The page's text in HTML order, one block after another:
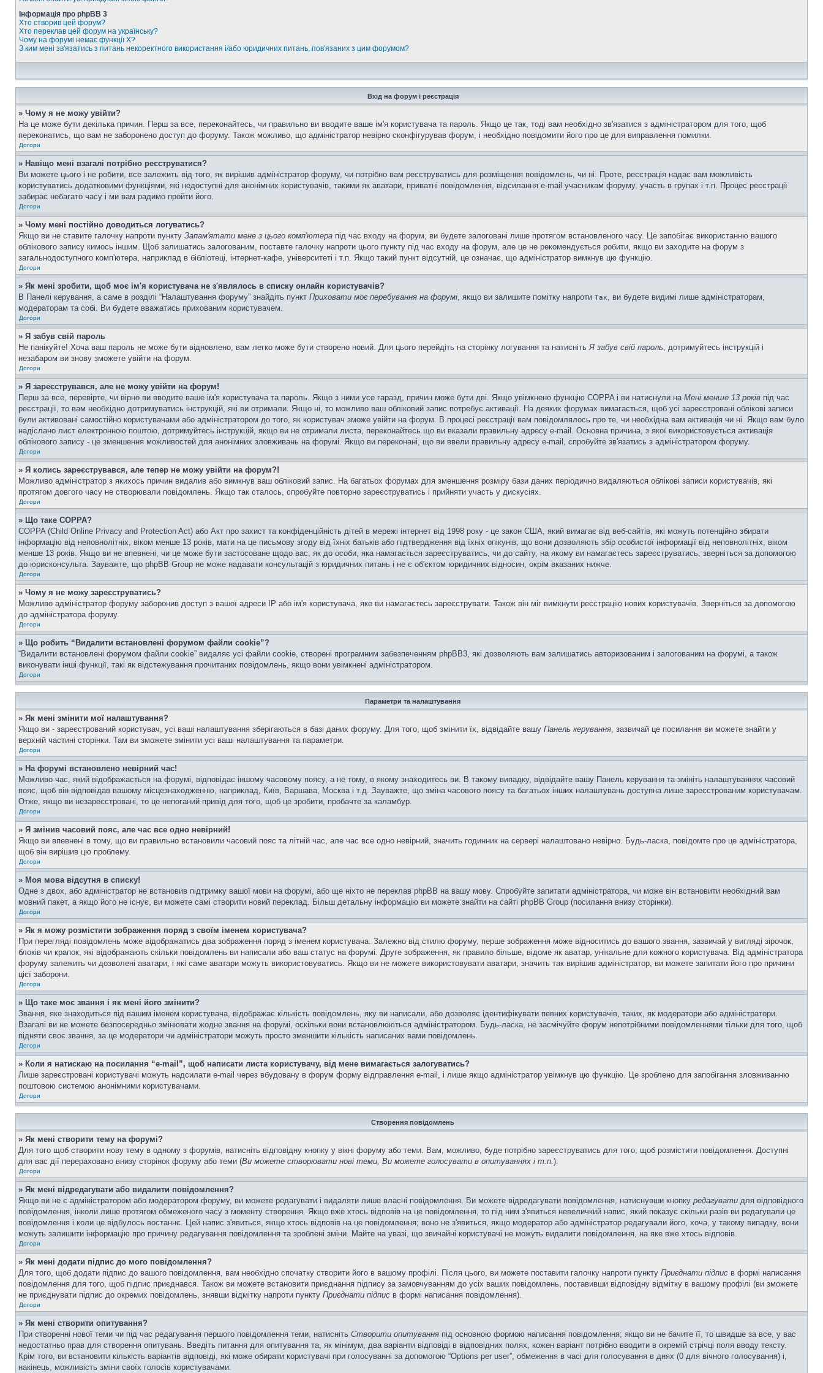
Інформація про phpBB 3
Хто створив цей форум?
Хто переклав цей форум на українську?
Чому на форумі немає функції X?
З ким мені зв'язатись з питань некоректного використання і/або юридичних питань, пов'язаних з цим форумом?
Вхід на форум і реєстрація
» Чому я не можу увійти?
На це може бути декілька причин. Перш за все, переконайтесь, чи правильно ви вводите ваше ім'я користувача та пароль. Якщо це так, тоді вам необхідно зв'язатися з адміністратором для того, щоб
переконатись, що вам не заборонено доступ до форуму. Також можливо, що адміністратор невірно сконфігурував форум, і необхідно повідомити його про це для виправлення помилки.
Догори
» Навіщо мені взагалі потрібно реєструватися?
Ви можете цього і не робити, все залежить від того, як вирішив адміністратор форуму, чи потрібно вам реєструватись для розміщення повідомлень, чи ні. Проте, реєстрація надає вам можливість
користуватись додатковими функціями, які недоступні для анонімних користувачів, такими як аватари, приватні повідомлення, відсилання e-mail учасникам форуму, участь в групах і т.п. Процес реєстрації
забирає небагато часу і ми вам радимо пройти його.
Догори
» Чому мені постійно доводиться логуватись?
Якщо ви не ставите галочку напроти пункту Запам'ятати мене з цього комп'ютера під час входу на форум, ви будете залоговані лише протягом встановленого часу. Це запобігає використанню вашого
облікового запису кимось іншим. Щоб залишатись залогованим, поставте галочку напроти цього пункту під час входу на форум, але це не рекомендується робити, якщо ви заходите на форум з
загальнодоступного комп'ютера, наприклад в бібліотеці, інтернет-кафе, університеті і т.п. Якщо такий пункт відсутній, це означає, що адміністратор вимкнув цю функцію.
Догори
» Як мені зробити, щоб моє ім'я користувача не з'являлось в списку онлайн користувачів?
В Панелі керування, а саме в розділі “Налаштування форуму” знайдіть пункт Приховати моє перебування на форумі, якщо ви залишите помітку напроти Так, ви будете видимі лише адміністраторам,
модераторам та собі. Ви будете вважатись прихованим користувачем.
Догори
» Я забув свій пароль
Не панікуйте! Хоча ваш пароль не може бути відновлено, вам легко може бути створено новий. Для цього перейдіть на сторінку логування та натиснітьЯ забув свій пароль, дотримуйтесь інструкцій і
незабаром ви знову зможете увійти на форум.
Догори
» Я зареєструвався, але не можу увійти на форум!
Перш за все, перевірте, чи вірно ви вводите ваше ім'я користувача та пароль. Якщо з ними усе гаразд, причин може бути дві. Якщо увімкнено функцію COPPA і ви натиснули на Мені менше 13 років під час
реєстрації, то вам необхідно дотримуватись інструкцій, які ви отримали. Якщо ні, то можливо ваш обліковий запис потребує активації. На деяких форумах вимагається, щоб усі зареєстровані облікові записи
були активовані самостійно користувачами або адміністратором до того, як користувач зможе увійти на форум. В процесі реєстрації вам повідомлялось про те, чи необхідна вам активація чи ні. Якщо вам було
надіслано лист електронною поштою, дотримуйтесь інструкцій, якщо ви не отримали листа, переконайтесь що ви вказали правильну адресу e-mail. Основна причина, з якої використовується активація
облікового запису - це зменшення можливостей для анонімних зловживань на форумі. Якщо ви переконані, що ви ввели правильну адресу e-mail, спробуйте зв'язатись з адміністратором форуму.
Догори
» Я колись зареєструвався, але тепер не можу увійти на форум?!
Можливо адміністратор з якихось причин видалив або вимкнув ваш обліковий запис. На багатьох форумах для зменшення розміру бази даних періодично видаляються облікові записи користувачів, які
протягом довгого часу не створювали повідомлень. Якщо так сталось, спробуйте повторно зареєструватись і прийняти участь у дискусіях.
Догори
» Що таке COPPA?
COPPA (Child Online Privacy and Protection Act) або Акт про захист та конфіденційність дітей в мережі інтернет від 1998 року - це закон США, який вимагає від веб-сайтів, які можуть потенційно збирати
інформацію від неповнолітніх, віком менше 13 років, мати на це письмову згоду від їхніх батьків або підтвердження від їхніх опікунів, що вони дозволяють збір особистої інформації від неповнолітніх, віком
менше 13 років. Якщо ви не впевнені, чи це може бути застосоване щодо вас, як до особи, яка намагається зареєструватись, чи до сайту, на якому ви намагаєтесь зареєструватись, зверніться за допомогою
до юрисконсульта. Зауважте, що phpBB Group не може надавати консультацій з юридичних питань і не є об'єктом юридичних відносин, окрім вказаних нижче.
Догори
» Чому я не можу зареєструватись?
Можливо адміністратор форуму заборонив доступ з вашої адреси IP або ім'я користувача, яке ви намагаєтесь зареєструвати. Також він міг вимкнути реєстрацію нових користувачів. Зверніться за допомогою
до адміністратора форуму.
Догори
» Що робить “Видалити встановлені форумом файли cookie”?
“Видалити встановлені форумом файли cookie” видаляє усі файли cookie, створені програмним забезпеченням phpBB3, які дозволяють вам залишатись авторизованим і залогованим на форумі, а також
виконувати інші функції, такі як відстежування прочитаних повідомлень, якщо вони увімкнені адміністратором.
Догори
Параметри та налаштування
» Як мені змінити мої налаштування?
Якщо ви - зареєстрований користувач, усі ваші налаштування зберігаються в базі даних форуму. Для того, щоб змінити їх, відвідайте вашу Панель керування, зазвичай це посилання ви можете знайти у
верхній частині сторінки. Там ви зможете змінити усі ваші налаштування та параметри.
Догори
» На форумі встановлено невірний час!
Можливо час, який відображається на форумі, відповідає іншому часовому поясу, а не тому, в якому знаходитесь ви. В такому випадку, відвідайте вашу Панель керування та змініть налаштуваннях часовий
пояс, щоб він відповідав вашому місцезнаходженню, наприклад, Київ, Варшава, Москва і т.д. Зауважте, що зміна часового поясу та багатьох інших налаштувань доступна лише зареєстрованим користувачам.
Отже, якщо ви незареєстровані, то це непоганий привід для того, щоб це зробити, пробачте за каламбур.
Догори
» Я змінив часовий пояс, але час все одно невірний!
Якщо ви впевнені в тому, що ви правильно встановили часовий пояс та літній час, але час все одно невірний, значить годинник на сервері налаштовано невірно. Будь-ласка, повідомте про це адміністратора,
щоб він вирішив цю проблему.
Догори
» Моя мова відсутня в списку!
Одне з двох, або адміністратор не встановив підтримку вашої мови на форумі, або ще ніхто не переклав phpBB на вашу мову. Спробуйте запитати адміністратора, чи може він встановити необхідний вам
мовний пакет, а якщо його не існує, ви можете самі створити новий переклад. Більш детальну інформацію ви можете знайти на сайті phpBB Group (посилання внизу сторінки).
Догори
» Як я можу розмістити зображення поряд з своїм іменем користувача?
При перегляді повідомлень може відображатись два зображення поряд з іменем користувача. Залежно від стилю форуму, перше зображення може відноситись до вашого звання, зазвичай у вигляді зірочок,
блоків чи крапок, які відображають скільки повідомлень ви написали або ваш статус на форумі. Друге зображення, як правило більше, відоме як аватар, унікальне для кожного користувача. Від адміністратора
форуму залежить чи дозволені аватари, і які саме аватари можуть використовуватись. Якщо ви не можете використовувати аватари, значить так вирішив адміністратор, ви можете запитати його про причини
цієї заборони.
Догори
» Що таке моє звання і як мені його змінити?
Звання, яке знаходиться під вашим іменем користувача, відображає кількість повідомлень, яку ви написали, або дозволяє ідентифікувати певних користувачів, таких, як модератори або адміністратори.
Взагалі ви не можете безпосередньо змінювати жодне звання на форумі, оскільки вони встановлюються адміністратором. Будь-ласка, не засмічуйте форум непотрібними повідомленнями тільки для того, щоб
підняти своє звання, за це модератори чи адміністратори можуть просто зменшити кількість написаних вами повідомлень.
Догори
» Коли я натискаю на посилання “e-mail”, щоб написати листа користувачу, від мене вимагається залогуватись?
Лише зареєстровані користувачі можуть надсилати e-mail через вбудовану в форум форму відправлення e-mail, і лише якщо адміністратор увімкнув цю функцію. Це зроблено для запобігання зловживанню
поштовою системою анонімними користувачами.
Догори
Створення повідомлень
» Як мені створити тему на форумі?
Для того щоб створити нову тему в одному з форумів, натисніть відповідну кнопку у вікні форуму або теми. Вам, можливо, буде потрібно зареєструватись для того, щоб розмістити повідомлення. Доступні
для вас дії перераховано внизу сторінок форуму або теми (Ви можете створювати нові теми, Ви можете голосувати в опитуваннях і т.п.).
Догори
» Як мені відредагувати або видалити повідомлення?
Якщо ви не є адміністратором або модератором форуму, ви можете редагувати і видаляти лише власні повідомлення. Ви можете відредагувати повідомлення, натиснувши кнопку редагувати для відповідного
повідомлення, інколи лише протягом обмеженого часу з моменту створення. Якщо вже хтось відповів на це повідомлення, то під ним з'явиться невеличкий напис, який показує скільки разів ви редагували це
повідомлення і коли це відбулось востаннє. Цей напис з'явиться, якщо хтось відповів на це повідомлення; воно не з'явиться, якщо модератор або адміністратор редагували його, хоча, у такому випадку, вони
можуть залишити інформацію про причину редагування повідомлення та зроблені зміни. Майте на увазі, що звичайні користувачі не можуть видалити повідомлення, на яке вже хтось відповів.
Догори
» Як мені додати підпис до мого повідомлення?
Для того, щоб додати підпис до вашого повідомлення, вам необхідно спочатку створити його в вашому профілі. Після цього, ви можете поставити галочку напроти пункту Приєднати підпис в формі написання
повідомлення для того, щоб підпис приєднався. Також ви можете встановити приєднання підпису за замовчуванням до усіх ваших повідомлень, поставивши відповідну відмітку в вашому профілі (ви зможете
не приєднувати підпис до окремих повідомлень, знявши відмітку напроти пункту Приєднати підпис в формі написання повідомлення).
Догори
» Як мені створити опитування?
При створенні нової теми чи під час редагування першого повідомлення теми, натисніть Створити опитування під основною формою написання повідомлення; якщо ви не бачите її, то швидше за все, у вас
недостатньо прав для створення опитувань. Введіть питання для опитування та, як мінімум, два варіанти відповіді в відповідних полях, кожен варіант потрібно вводити в окремій стрічці поля вводу тексту.
Крім того, ви встановити кількість варіантів відповіді, які може обирати користувачі при голосуванні за допомогою “Options per user”, обмеження в часі для голосування в днях (0 для вічного голосування) і,
накінець, можливість зміни своїх голосів користувачами.